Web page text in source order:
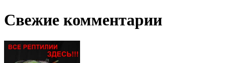
Свежие комментарии